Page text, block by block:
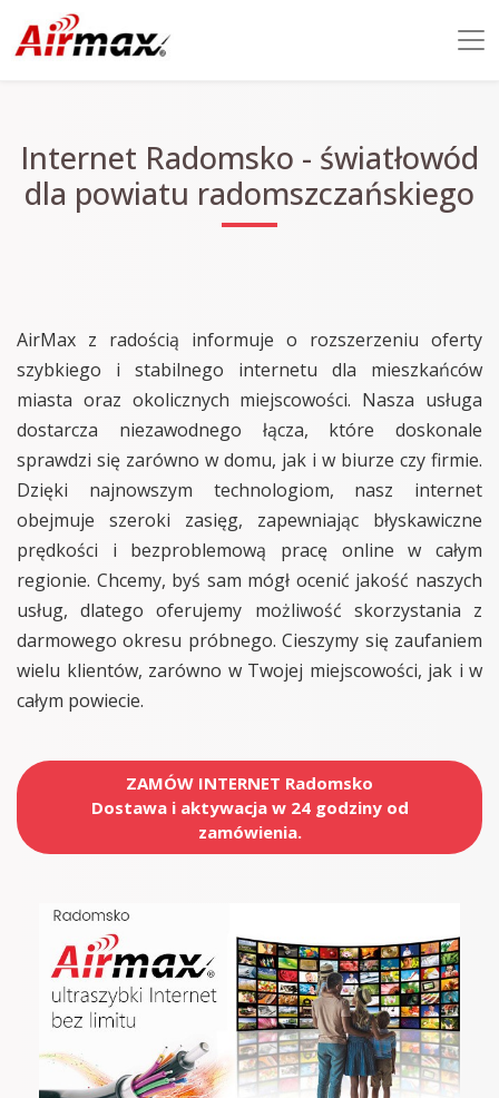
Internet Radomsko - światłowód
dla powiatu radomszczańskiego
AirMax z radością informuje o rozszerzeniu oferty
szybkiego i stabilnego internetu dla mieszkańców
miasta oraz okolicznych miejscowości. Nasza usługa
dostarcza niezawodnego łącza, które doskonale
sprawdzi się zarówno w domu, jak i w biurze czy firmie.
Dzięki najnowszym technologiom, nasz internet
obejmuje szeroki zasięg, zapewniając błyskawiczne
prędkości i bezproblemową pracę online w całym
regionie. Chcemy, byś sam mógł ocenić jakość naszych
usług, dlatego oferujemy możliwość skorzystania z
darmowego okresu próbnego. Cieszymy się zaufaniem
wielu klientów, zarówno w Twojej miejscowości, jak i w
całym powiecie.
ZAMÓW INTERNET Radomsko
Dostawa i aktywacja w 24 godziny od
zamówienia.